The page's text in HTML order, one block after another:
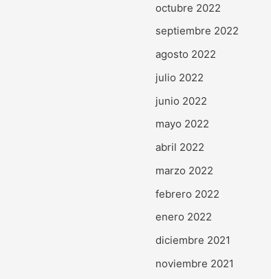
octubre 2022
septiembre 2022
agosto 2022
julio 2022
junio 2022
mayo 2022
abril 2022
marzo 2022
febrero 2022
enero 2022
diciembre 2021
noviembre 2021